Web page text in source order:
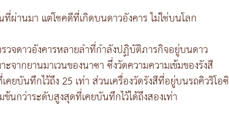
ผ่านมา แต่โชคดีที่เกิดบนดาวอังคาร ไม่ใช่บนโลก
จดาวอังคารหลายลำที่กำลังปฏิบัติภารกิจอยู่บนดาว
จากยานมาเวนของนาซา ซึ่งวัดความความเข้มของรังสี
คยบันทึกไว้ถึง 25 เท่า ส่วนเครื่องวัดรังสีที่อยู่บนรถคิวริโอซิ
นกว่าระดับสูงสุดที่เคยบันทึกไว้ได้ถึงสองเท่า